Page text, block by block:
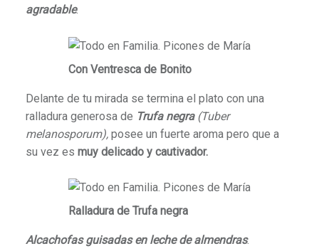
agradable.
Con Ventresca de Bonito
Delante de tu mirada se termina el plato con una
ralladura generosa de Trufa negra (Tuber
melanosporum),posee un fuerte aroma pero que a
su vez es muy delicado y cautivador.
Ralladura de Trufa negra
Alcachofas guisadas en leche de almendras.